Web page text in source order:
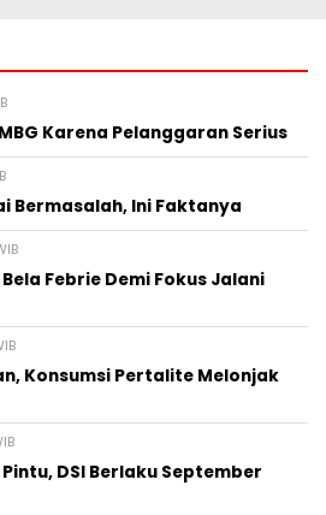
Karena Pelanggaran Serius
Bermasalah, Ini Faktanya
Febrie Demi Fokus Jalani
Konsumsi Pertalite Melonjak
DSI Berlaku September